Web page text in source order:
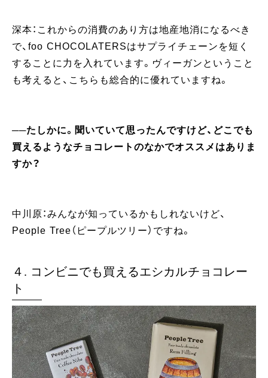
深本：これからの消費のあり方は地産地消になるべき
で、foo CHOCOLATERSはサプライチェーンを短く
することに力を入れています。ヴィーガンということ
も考えると、こちらも総合的に優れていますね。
──たしかに。聞いていて思ったんですけど、どこでも
買えるようなチョコレートのなかでオススメはありま
すか？
中川原：みんなが知っているかもしれないけど、
People Tree（ピープルツリー）ですね。
４. コンビニでも買えるエシカルチョコレー
ト